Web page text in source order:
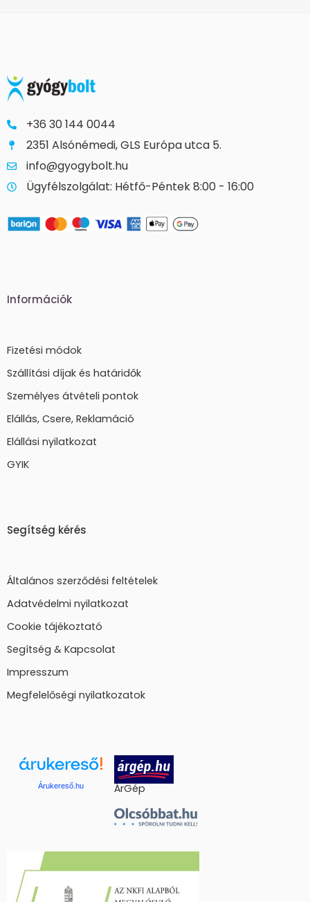
+36 30 144 0044
2351 Alsónémedi, GLS Európa utca 5.
info@gyogybolt.hu
Ügyfélszolgálat: Hétfő-Péntek 8:00 - 16:00
Információk
Fizetési módok
Szállítási díjak és határidők
Személyes átvételi pontok
Elállás, Csere, Reklamáció
Elállási nyilatkozat
GYIK
Segítség kérés
Általános szerződési feltételek
Adatvédelmi nyilatkozat
Cookie tájékoztató
Segítség & Kapcsolat
Impresszum
Megfelelőségi nyilatkozatok
Árukereső.hu ÁrGép